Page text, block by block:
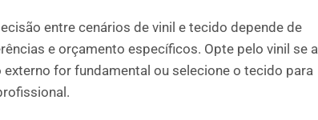
entre cenários de vinil e tecido depende de
e orçamento específicos. Opte pelo vinil se a
for fundamental ou selecione o tecido para